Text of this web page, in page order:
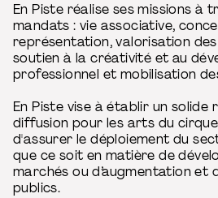
En Piste réalise ses missions à
mandats : vie associative,
représentation, valorisation
soutien à la créativité et au
professionnel et mobilisation
En Piste vise à établir un solide
diffusion pour les arts du
d'assurer le déploiement du
que ce soit en matière de
marchés ou d’augmentation et
publics.